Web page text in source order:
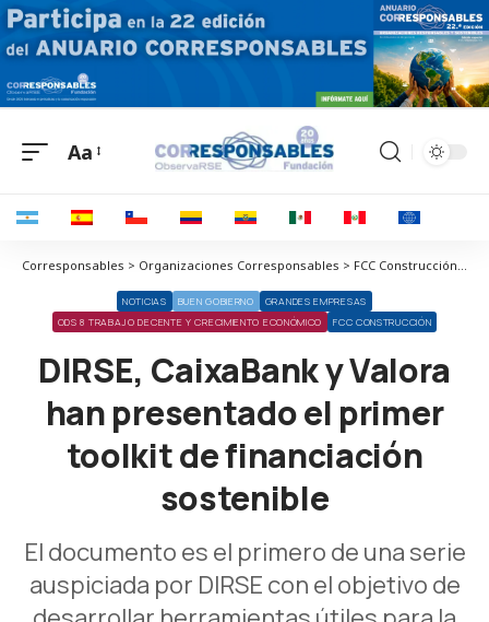
Aa
Corresponsables > Organizaciones Corresponsables > FCC Construcción > DIRSE, CaixaBank y Valora han presentado el primer toolkit de financiación sostenible
NOTICIAS BUEN GOBIERNO
GRANDES EMPRESAS
ODS 8 TRABAJO DECENTE Y CRECIMIENTO ECONÓMICO
FCC CONSTRUCCIÓN
DIRSE, CaixaBank y Valora
han presentado el primer
toolkit de financiación
sostenible
El documento es el primero de una serie
auspiciada por DIRSE con el objetivo de